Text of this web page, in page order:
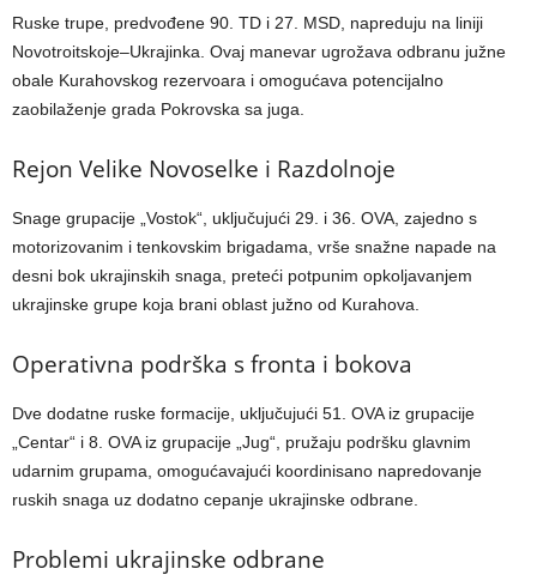
Ruske trupe, predvođene 90. TD i 27. MSD, napreduju na liniji
Novotroitskoje–Ukrajinka. Ovaj manevar ugrožava odbranu južne
obale Kurahovskog rezervoara i omogućava potencijalno
zaobilaženje grada Pokrovska sa juga.
Rejon Velike Novoselke i Razdolnoje
Snage grupacije „Vostok“, uključujući 29. i 36. OVA, zajedno s
motorizovanim i tenkovskim brigadama, vrše snažne napade na
desni bok ukrajinskih snaga, preteći potpunim opkoljavanjem
ukrajinske grupe koja brani oblast južno od Kurahova.
Operativna podrška s fronta i bokova
Dve dodatne ruske formacije, uključujući 51. OVA iz grupacije
„Centar“ i 8. OVA iz grupacije „Jug“, pružaju podršku glavnim
udarnim grupama, omogućavajući koordinisano napredovanje
ruskih snaga uz dodatno cepanje ukrajinske odbrane.
Problemi ukrajinske odbrane